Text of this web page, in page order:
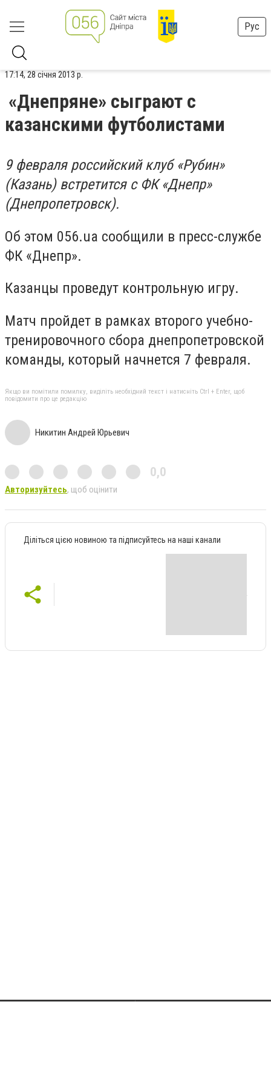
Рус
17:14, 28 січня 2013 р.
«Днепряне» сыграют с
казанскими футболистами
9 февраля российский клуб «Рубин»
(Казань) встретится с ФК «Днепр»
(Днепропетровск).
Об этом 056.ua сообщили в пресс-службе
ФК «Днепр».
Казанцы проведут контрольную игру.
Матч пройдет в рамках второго учебно-
тренировочного сбора днепропетровской
команды, который начнется 7 февраля.
Якщо ви помітили помилку, виділіть необхідний текст і натисніть Ctrl + Enter, щоб
повідомити про це редакцію
Никитин Андрей Юрьевич
0,0
Авторизуйтесь, щоб оцінити
Діліться цією новиною та підписуйтесь на наші канали